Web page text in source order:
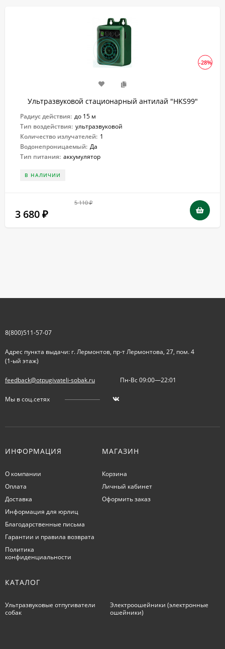
-28%
Ультразвуковой стационарный антилай "HKS99"
Радиус действия: до 15 м
Тип воздействия: ультразвуковой
Количество излучателей: 1
Водонепроницаемый: Да
Тип питания: аккумулятор
В НАЛИЧИИ
5 110₽
3 680 ₽
8(800)511-57-07
Адрес пункта выдачи: г. Лермонтов, пр-т Лермонтова, 27, пом. 4
(1-ый этаж)
feedback@otpugivateli-sobak.ru Пн-Вс 09:00—22:01
Мы в соц.сетях
ИНФОРМАЦИЯ
О компании
Оплата
Доставка
Информация для юрлиц
Благодарственные письма
Гарантии и правила возврата
Политика
конфиденциальности
МАГАЗИН
Корзина
Личный кабинет
Оформить заказ
КАТАЛОГ
Ультразвуковые отпугиватели
собак
Электроошейники (электронные
ошейники)